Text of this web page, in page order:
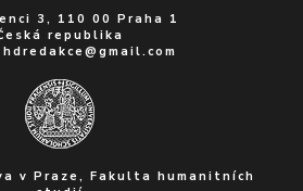
3, 110 00 Praha 1
republika
hdredakce@gmail.com
v Praze, Fakulta humanitních